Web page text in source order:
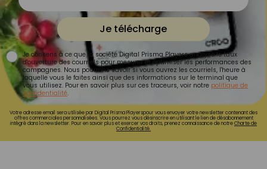
Je télécharge
Je consens à ce que la société Digital Prisma Players analyse le taux
d'ouverture des courriels pour mesurer et optimiser les performances des
campagnes. Nous pourrons savoir si vous ouvrez les courriels, l'heure à
laquelle vous le faites ainsi que des informations sur le terminal que
vous utilisez. Pour en savoir plus sur ces traceurs, voir notre politique de
confidentialité.
Votre adresse email sera utilisée par Digital Prisma Playerspour vous envoyer votre newsletter contenant des
offres commerciales personnalisées. Vous pourrez vous désinscrire en utilisant le lien de désabonnement
intégré dans la newsletter. Pour en savoir plus et exercer vos droits, prenez connaissance de notreCharte de
Confidentialité.